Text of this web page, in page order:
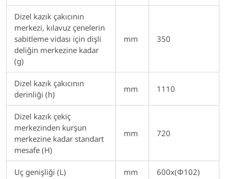
Dizel kazık çakıcının
merkezi, kılavuz çenelerin
sabitleme vidası için dişli
deliğin merkezine kadar
(g)
mm 350
Dizel kazık çakıcının
derinliği (h)
mm 1110
Dizel kazık çekiç
merkezinden kurşun
merkezine kadar standart
mesafe (H)
mm 720
Uç genişliği (L) mm 600x(Φ102)